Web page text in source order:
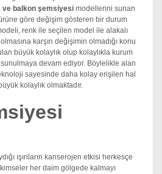
ve balkon şemsiyesi modellerini sunan
göre değişim gösteren bir durum
renk ile seçilen model ile alakalı
karşın değişimin olmadığı konu
büyük kolaylık olup kolaylıkla kurum
devam ediyor. Böylelikle alan
sayesinde daha kolay erişilen hal
kolaylık olmaktadır.
ışınların kanserojen etkisi herkesçe
her daim gölgede kalmayı